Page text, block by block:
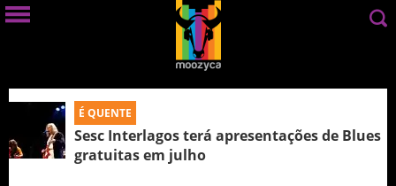
É QUENTE
Sesc Interlagos terá apresentações de Blues
gratuitas em julho